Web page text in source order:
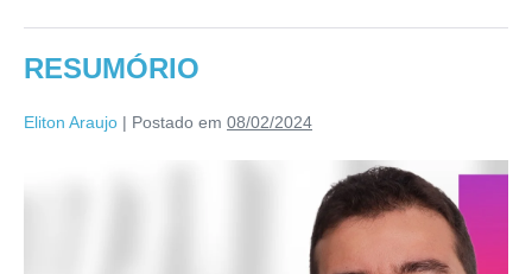
RESUMÓRIO
Eliton Araujo | Postado em 08/02/2024